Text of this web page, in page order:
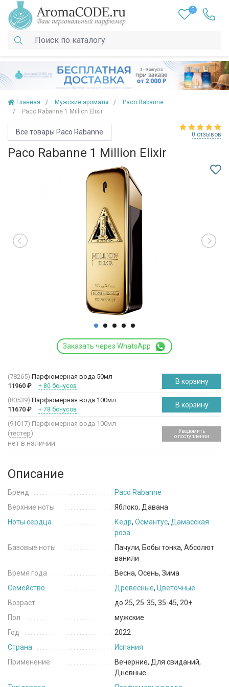
0
Главная Мужские ароматы
Paco Rabanne
Paco Rabanne 1 Million Elixir
Все товары Paco Rabanne 0 отзывов
Paco Rabanne 1 Million Elixir
Заказать через WhatsApp
(78265) Парфюмерная вода 50мл
11960 ₽ + 80 бонусов
В корзину
(80539) Парфюмерная вода 100мл
11670 ₽ + 78 бонусов
В корзину
(91017) Парфюмерная вода 100мл
(тестер)
нет в наличии
Уведомить
о поступлении
Описание
Бренд
Paco Rabanne
Верхние ноты
Яблоко, Давана
Ноты сердца
Кедр, Османтус, Дамасская
роза
Базовые ноты
Пачули, Бобы тонка, Абсолют
ванили
Время года
Весна, Осень, Зима
Семейство
Древесные, Цветочные
Возраст
до 25, 25-35, 35-45, 20+
Пол
мужские
Год
2022
Страна
Испания
Применение
Вечерние, Для свиданий,
Дневные